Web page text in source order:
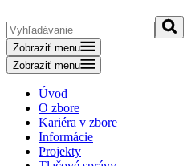
Zobraziť menu
Zobraziť menu
Úvod
O zbore
Kariéra v zbore
Informácie
Projekty